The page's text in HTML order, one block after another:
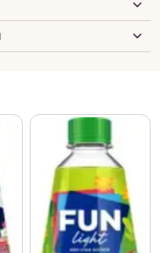
i Sverige och innehåller endast
aromer. Flaskan går givetvis
flaska kallt för att maximera
Funlight.se för mer